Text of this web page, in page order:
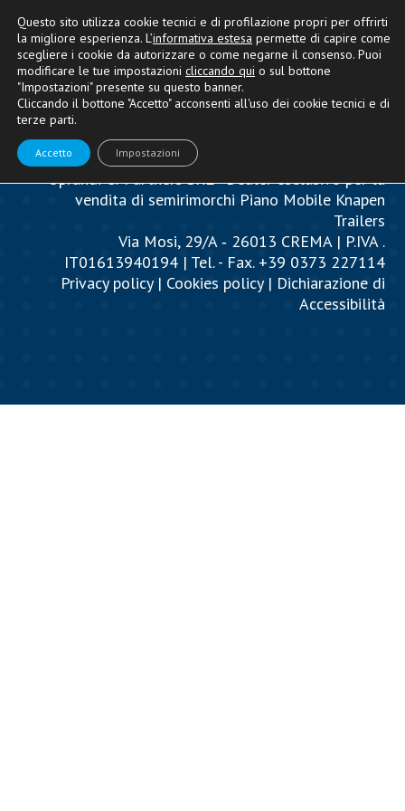
Oprandi & Partners SRL - Dealer esclusivo per la
vendita di semirimorchi Piano Mobile Knapen
Trailers
Via Mosi, 29/A ‐ 26013 CREMA | P.IVA .
IT01613940194 | Tel. - Fax. +39 0373 227114
Privacy policy| Cookies policy| Dichiarazione di
Accessibilità
Questo sito utilizza cookie tecnici e di profilazione propri per offrirti
la migliore esperienza. L’informativa estesa permette di capire come
scegliere i cookie da autorizzare o come negarne il consenso. Puoi
modificare le tue impostazioni cliccando qui o sul bottone
"Impostazioni" presente su questo banner.
Cliccando il bottone "Accetto" acconsenti all'uso dei cookie tecnici e di
terze parti.
Accetto Impostazioni